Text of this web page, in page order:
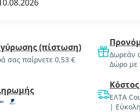
(πίστωση)
σας παίρνετε 0,53 €
Δωρεάν
Δώρο με
ΕΛΤΑ
|